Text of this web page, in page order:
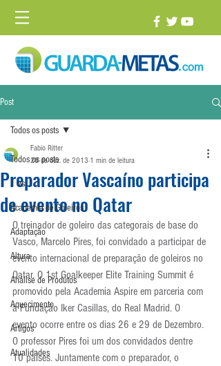
Post
Todos os posts
1 vs. 1
Academia de Goleiros
Adaptação
Altura
Análise de Produtos
Aquecimento
Artigos
Atualidades
Todos os posts
Preparador Vascaíno participa
de evento no Qatar
Fabio Ritter
28 de dez. de 2013 1 min de leitura
O treinador de goleiro das categorais de base do
Vasco, Marcelo Pires, foi convidado a participar de
evento internacional de preparação de goleiros no
Qatar. O 1st Goalkeeper Elite Training Summit é
promovido pela Academia Aspire em parceria com
a Fundação Iker Casillas, do Real Madrid. O
evento ocorre entre os dias 26 e 29 de Dezembro.
O professor Pires foi um dos convidados dentre
10 países. Juntamente com o preparador, o